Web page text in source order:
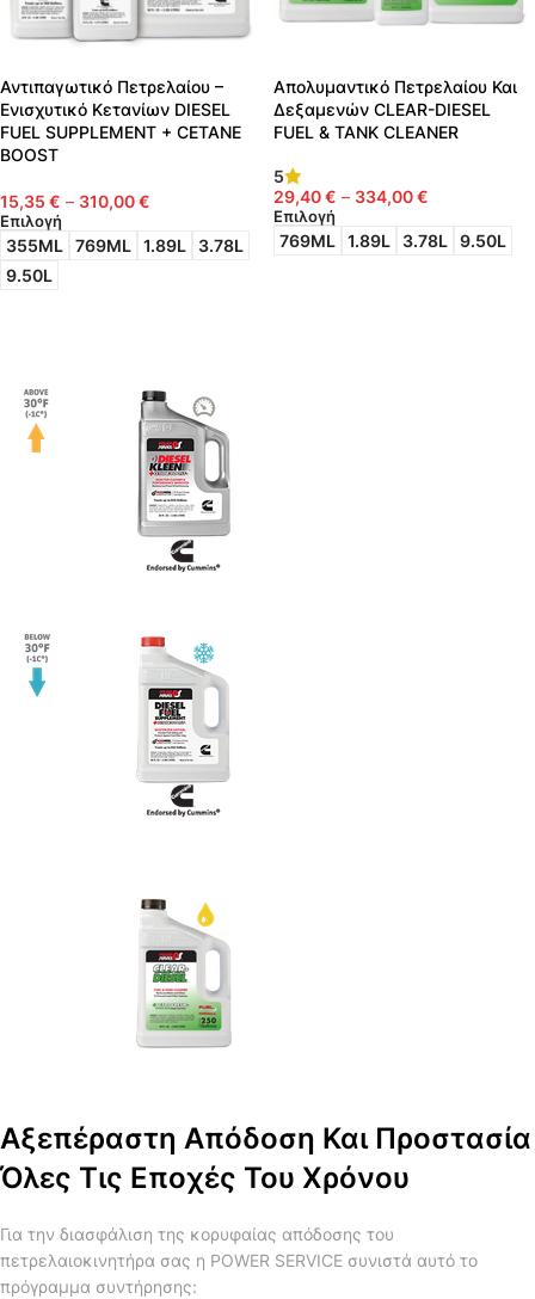
Αντιπαγωτικό Πετρελαίου –
Ενισχυτικό Κετανίων DIESEL
FUEL SUPPLEMENT + CETANE
BOOST
15,35 € – 310,00€
Επιλογή
355ML 769ML 1.89L
3.78L
9.50L
Απολυμαντικό Πετρελαίου Και
Δεξαμενών CLEAR-DIESEL
FUEL & TANK CLEANER
5
29,40€ – 334,00€
Επιλογή
769ML 1.89L 3.78L 9.50L
Αξεπέραστη Απόδοση Και Προστασία
Όλες Τις Εποχές Του Χρόνου
Για την διασφάλιση της κορυφαίας απόδοσης του
πετρελαιοκινητήρα σας η POWER SERVICE συνιστά αυτό το
πρόγραμμα συντήρησης: